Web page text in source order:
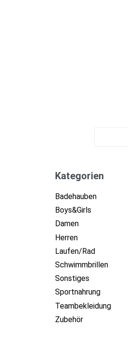
Kategorien
Badehauben
Boys&Girls
Damen
Herren
Laufen/Rad
Schwimmbrillen
Sonstiges
Sportnahrung
Teambekleidung
Zubehör